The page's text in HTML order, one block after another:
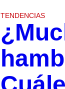
TENDENCIAS